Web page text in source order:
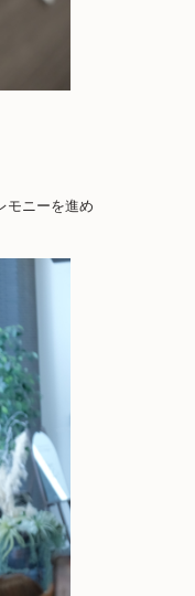
モニーを進め